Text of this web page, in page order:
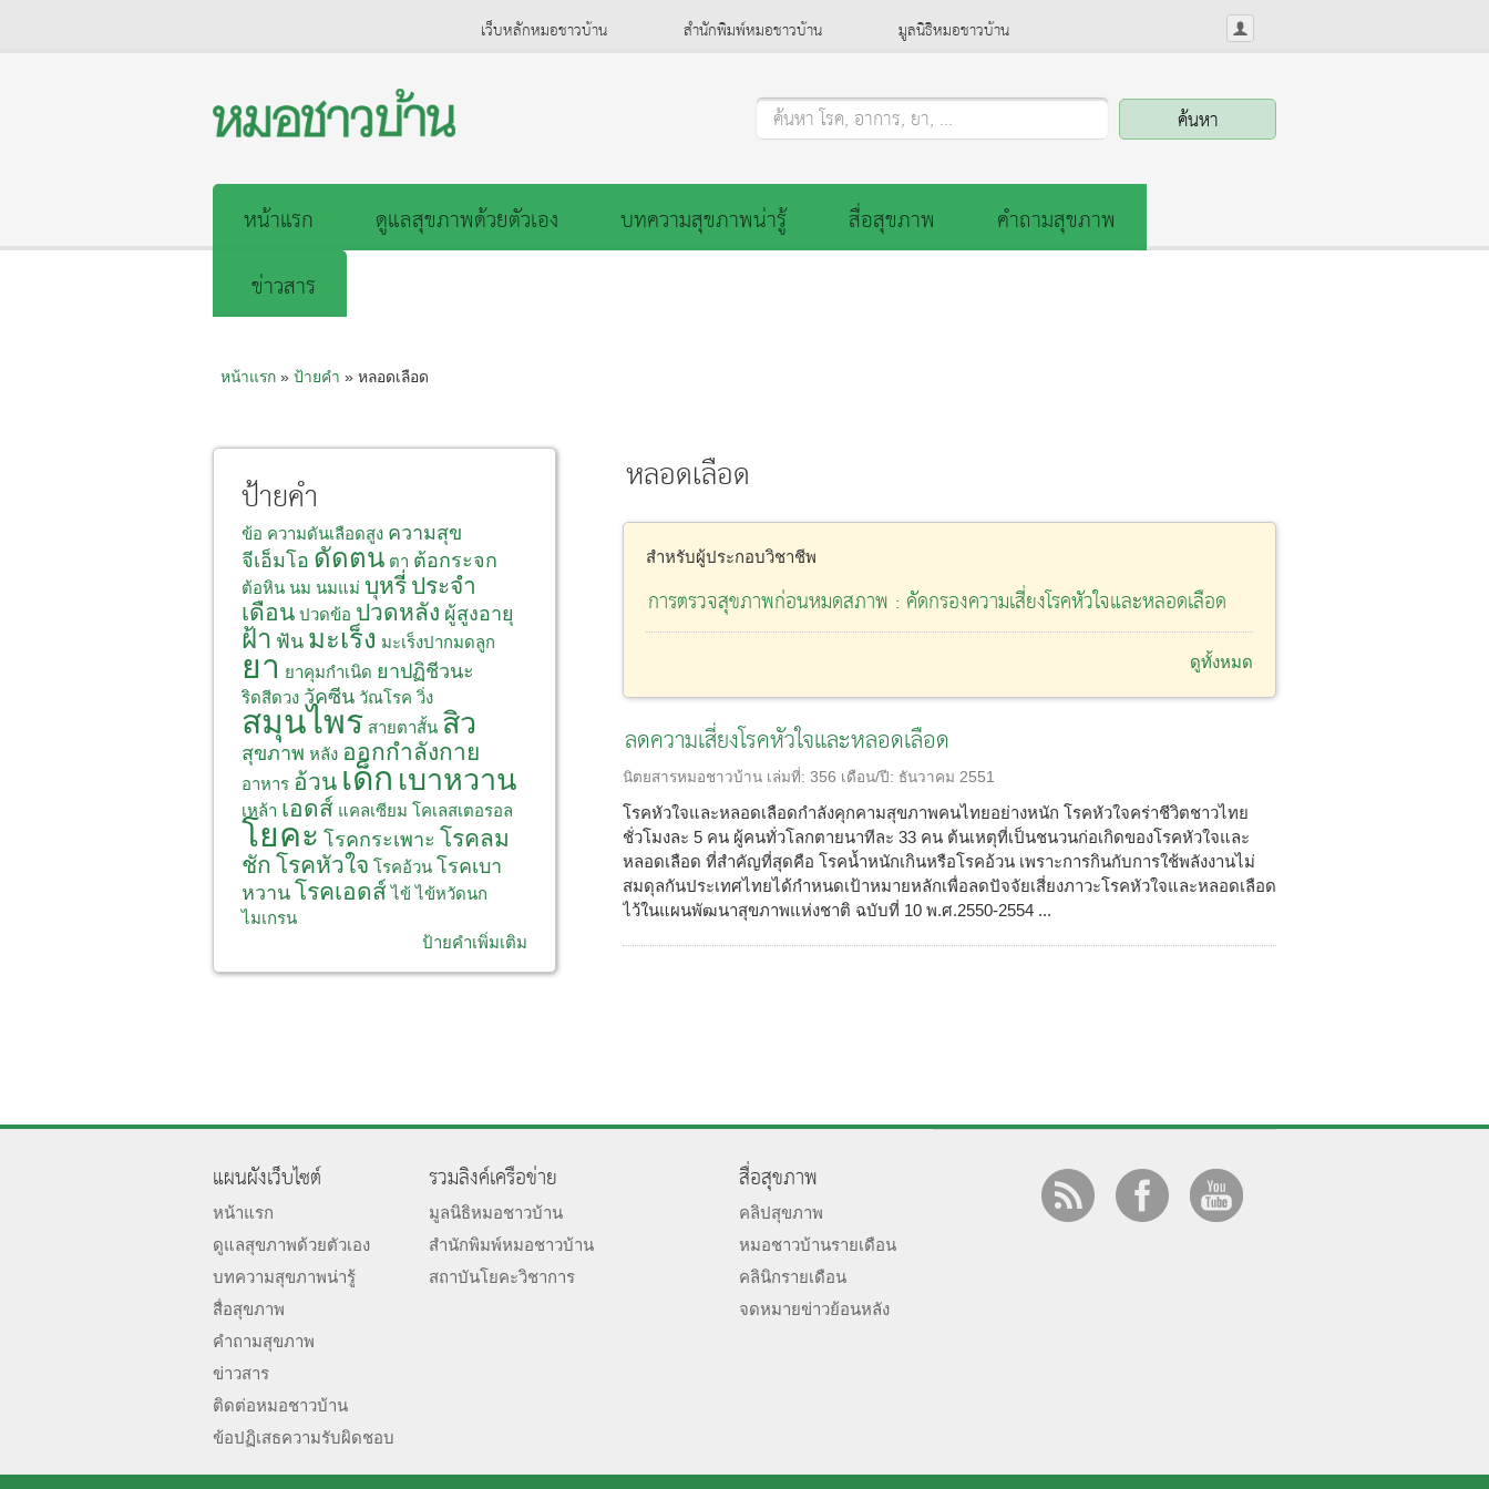
เว็บหลักหมอชาวบ้าน สำนักพิมพ์หมอชาวบ้าน มูลนิธิหมอชาวบ้าน
ค้นหา โรค, อาการ, ยา, ...
หน้าแรก ดูแลสุขภาพด้วยตัวเอง บทความสุขภาพน่ารู้ สื่อสุขภาพ
คำถามสุขภาพ
ข่าวสาร
หน้าแรก» ป้ายคำ » หลอดเลือด
หลอดเลือด
สำหรับผู้ประกอบวิชาชีพ
การตรวจสุขภาพก่อนหมดสภาพ : คัดกรองความเสี่ยงโรคหัวใจและหลอดเลือด
ดูทั้งหมด
ลดความเสี่ยงโรคหัวใจและหลอดเลือด
นิตยสารหมอชาวบ้าน เล่มที่: 356 เดือน/ปี: ธันวาคม 2551
โรคหัวใจและหลอดเลือดกำลังคุกคามสุขภาพคนไทยอย่างหนัก โรคหัวใจคร่าชีวิตชาวไทย
ชั่วโมงละ 5 คน ผู้คนทั่วโลกตายนาทีละ 33 คน ต้นเหตุที่เป็นชนวนก่อเกิดของโรคหัวใจและ
หลอดเลือด ที่สำคัญที่สุดคือ โรคน้ำหนักเกินหรือโรคอ้วน เพราะการกินกับการใช้พลังงานไม่
สมดุลกันประเทศไทยได้กำหนดเป้าหมายหลักเพื่อลดปัจจัยเสี่ยงภาวะโรคหัวใจและหลอดเลือด
ไว้ในแผนพัฒนาสุขภาพแห่งชาติ ฉบับที่ 10 พ.ศ.2550-2554 ...
ป้ายคำ
ข้อ ความดันเลือดสูง ความสุข
จีเอ็มโอ ดัดตน ตา ต้อกระจก
ต้อหิน นม นมแม่ บุหรี่ ประจำ
เดือน ปวดข้อ ปวดหลัง ผู้สูงอายุ
ฝ้า ฟัน มะเร็ง มะเร็งปากมดลูก
ยา ยาคุมกำเนิด ยาปฏิชีวนะ
ริดสีดวง วัคซีน วัณโรค วิ่ง
สมุนไพร สายตาสั้น สิว
สุขภาพ หลัง ออกกำลังกาย
อาหาร อ้วน เด็ก เบาหวาน
เหล้า เอดส์ แคลเซียม โคเลสเตอรอล
โยคะ โรคกระเพาะ โรคลม
ชัก โรคหัวใจ โรคอ้วน โรคเบา
หวาน โรคเอดส์ ไข้ ไข้หวัดนก
ไมเกรน
ป้ายคำเพิ่มเติม
แผนผังเว็บไซต์
หน้าแรก
ดูแลสุขภาพด้วยตัวเอง
บทความสุขภาพน่ารู้
สื่อสุขภาพ
คำถามสุขภาพ
ข่าวสาร
ติดต่อหมอชาวบ้าน
ข้อปฏิเสธความรับผิดชอบ
รวมลิงค์เครือข่าย
มูลนิธิหมอชาวบ้าน
สำนักพิมพ์หมอชาวบ้าน
สถาบันโยคะวิชาการ
สื่อสุขภาพ
คลิปสุขภาพ
หมอชาวบ้านรายเดือน
คลินิกรายเดือน
จดหมายข่าวย้อนหลัง